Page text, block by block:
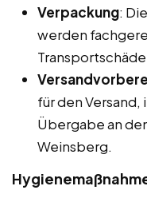
Verpackung:
werden
für den
Übergabe an
Weinsberg.